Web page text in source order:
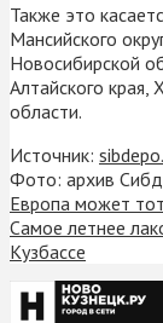
Также это
Мансийского
Новосибирской
Алтайского края,
области.
Источник:
Фото: архив
Европа может
Самое летнее
Кузбассе